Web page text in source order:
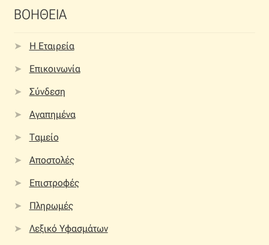
ΒΟΗΘΕΙΑ
Η Εταιρεία
Επικοινωνία
Σύνδεση
Αγαπημένα
Ταμείο
Αποστολές
Επιστροφές
Πληρωμές
Λεξικό Υφασμάτων